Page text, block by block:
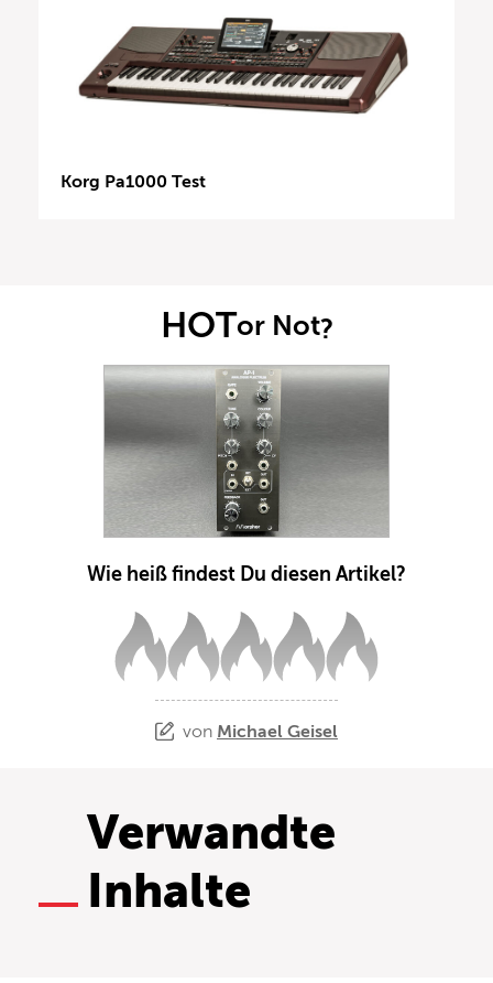
Korg Pa1000 Test
HOTor Not?
Wie heiß findest Du diesen Artikel?
von Michael Geisel
Verwandte
Inhalte